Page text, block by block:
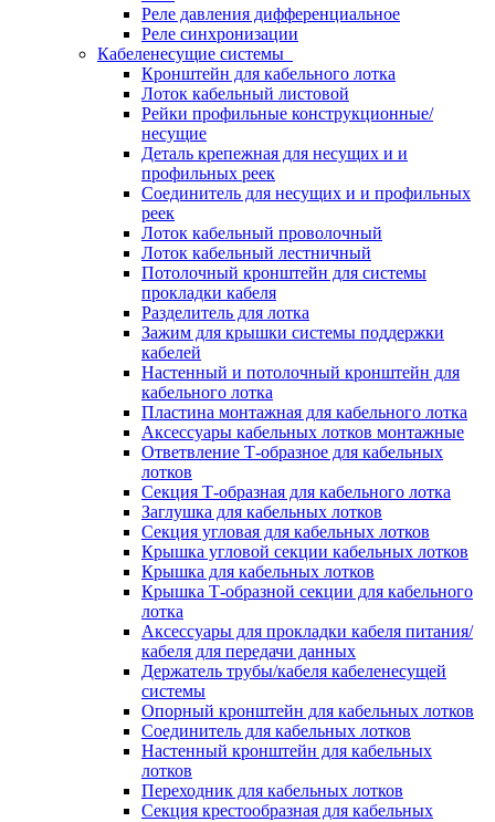
Реле давления дифференциальное
Реле синхронизации
Кабеленесущие системы
Кронштейн для кабельного лотка
Лоток кабельный листовой
Рейки профильные конструкционные/
несущие
Деталь крепежная для несущих и и
профильных реек
Соединитель для несущих и и профильных
реек
Лоток кабельный проволочный
Лоток кабельный лестничный
Потолочный кронштейн для системы
прокладки кабеля
Разделитель для лотка
Зажим для крышки системы поддержки
кабелей
Настенный и потолочный кронштейн для
кабельного лотка
Пластина монтажная для кабельного лотка
Аксессуары кабельных лотков монтажные
Ответвление Т-образное для кабельных
лотков
Секция Т-образная для кабельного лотка
Заглушка для кабельных лотков
Секция угловая для кабельных лотков
Крышка угловой секции кабельных лотков
Крышка для кабельных лотков
Крышка Т-образной секции для кабельного
лотка
Аксессуары для прокладки кабеля питания/
кабеля для передачи данных
Держатель трубы/кабеля кабеленесущей
системы
Опорный кронштейн для кабельных лотков
Соединитель для кабельных лотков
Настенный кронштейн для кабельных
лотков
Переходник для кабельных лотков
Секция крестообразная для кабельных